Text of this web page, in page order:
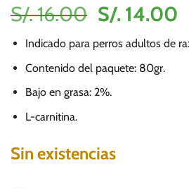
S/.16.00 El
precio
original
era:
S/.
S/. 14.00El
Indicado para perros adultos de
Contenido del paquete: 80gr.
Bajo en grasa: 2%.
L-carnitina.
Sin existencias